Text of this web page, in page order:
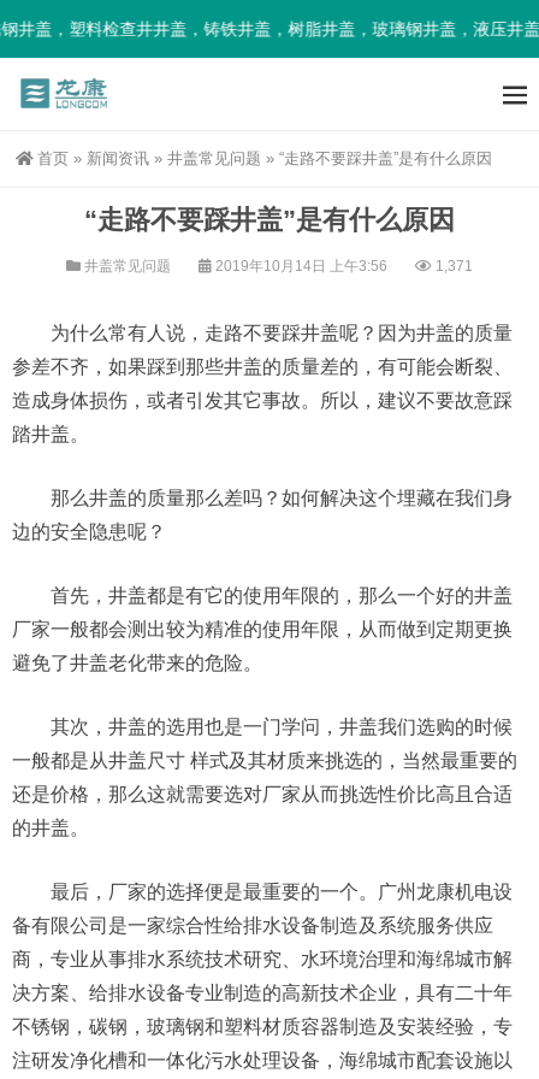
盖，塑料检查井井盖，铸铁井盖，树脂井盖，玻璃钢井盖，液压井
首页 » 新闻资讯 » 井盖常见问题 » “走路不要踩井盖”是有什么原因
“走路不要踩井盖”是有什么原因
井盖常见问题 2019年10月14日 上午3:56 1,371
为什么常有人说，走路不要踩井盖呢？因为井盖的质量
参差不齐，如果踩到那些井盖的质量差的，有可能会断裂、
造成身体损伤，或者引发其它事故。所以，建议不要故意踩
踏井盖。
那么井盖的质量那么差吗？如何解决这个埋藏在我们身
边的安全隐患呢？
首先，井盖都是有它的使用年限的，那么一个好的井盖
厂家一般都会测出较为精准的使用年限，从而做到定期更换
避免了井盖老化带来的危险。
其次，井盖的选用也是一门学问，井盖我们选购的时候
一般都是从井盖尺寸 样式及其材质来挑选的，当然最重要的
还是价格，那么这就需要选对厂家从而挑选性价比高且合适
的井盖。
最后，厂家的选择便是最重要的一个。广州龙康机电设
备有限公司是一家综合性给排水设备制造及系统服务供应
商，专业从事排水系统技术研究、水环境治理和海绵城市解
决方案、给排水设备专业制造的高新技术企业，具有二十年
不锈钢，碳钢，玻璃钢和塑料材质容器制造及安装经验，专
注研发净化槽和一体化污水处理设备，海绵城市配套设施以